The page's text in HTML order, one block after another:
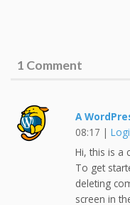
1 Comment
A
08:17 |
Hi, this is a
To get
deleting
screen in